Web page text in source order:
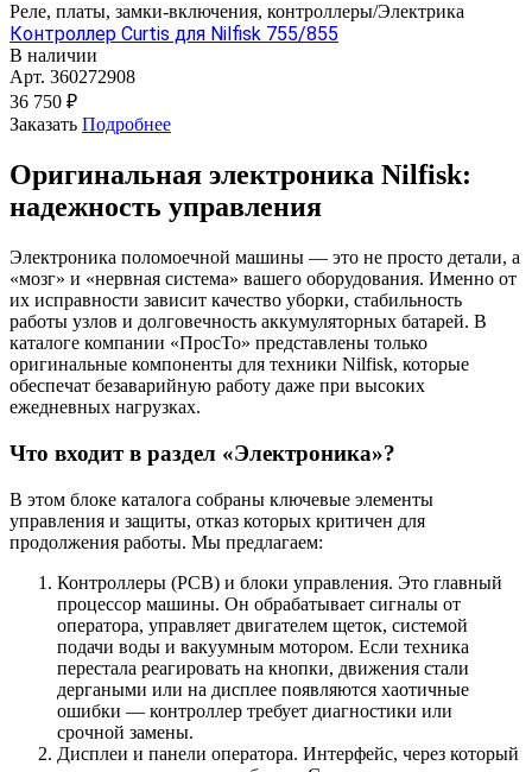
Реле, платы, замки-включения, контроллеры/Электрика
Контроллер Curtis для Nilfisk 755/855
В наличии
Арт. 360272908
36 750 ₽
Заказать Подробнее
Оригинальная электроника Nilfisk:
надежность управления
Электроника поломоечной машины — это не просто детали, а
«мозг» и «нервная система» вашего оборудования. Именно от
их исправности зависит качество уборки, стабильность
работы узлов и долговечность аккумуляторных батарей. В
каталоге компании «ПросТо» представлены только
оригинальные компоненты для техники Nilfisk, которые
обеспечат безаварийную работу даже при высоких
ежедневных нагрузках.
Что входит в раздел «Электроника»?
В этом блоке каталога собраны ключевые элементы
управления и защиты, отказ которых критичен для
продолжения работы. Мы предлагаем:
Контроллеры (PCB) и блоки управления. Это главный
процессор машины. Он обрабатывает сигналы от
оператора, управляет двигателем щеток, системой
подачи воды и вакуумным мотором. Если техника
перестала реагировать на кнопки, движения стали
дергаными или на дисплее появляются хаотичные
ошибки — контроллер требует диагностики или
срочной замены.
Дисплеи и панели оператора. Интерфейс, через который